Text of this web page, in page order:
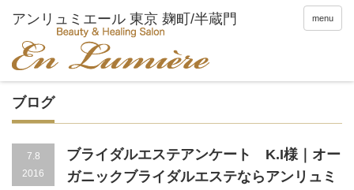
menu
ブログ
7.8
2016
ブライダルエステアンケート K.I様｜オー
ガニックブライダルエステならアンリュミ